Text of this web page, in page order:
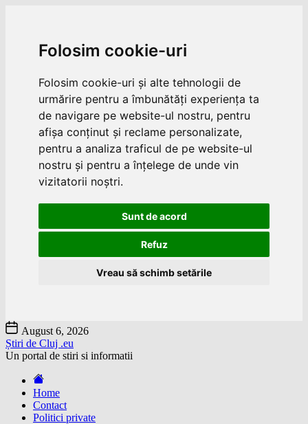
Folosim cookie-uri
Folosim cookie-uri și alte tehnologii de
urmărire pentru a îmbunătăți experiența ta
de navigare pe website-ul nostru, pentru
afișa conținut și reclame personalizate,
pentru a analiza traficul de pe website-ul
nostru și pentru a înțelege de unde vin
vizitatorii noștri.
Sunt de acord
Refuz
Vreau să schimb setările
Skip
to
the
content
August 6, 2026
Știri de Cluj .eu
Un portal de stiri si informatii
Home
Contact
Politici private